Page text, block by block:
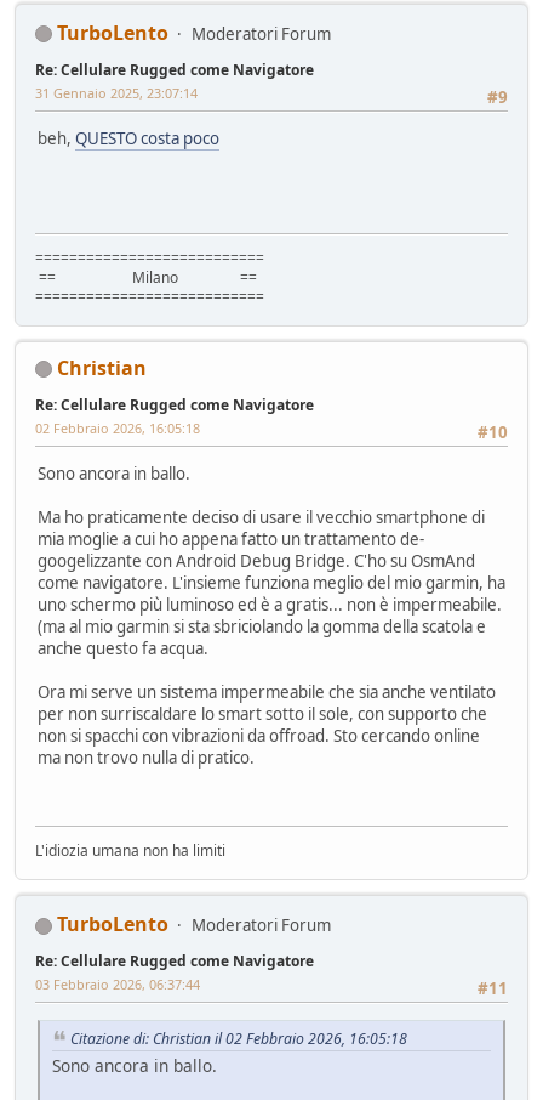
TurboLento Moderatori Forum
Re: Cellulare Rugged come Navigatore
#9
31 Gennaio 2025, 23:07:14
beh, QUESTO costa poco
===========================
== Milano ==
===========================
Christian
Re: Cellulare Rugged come Navigatore
#10
02 Febbraio 2026, 16:05:18
Sono ancora in ballo.
Ma ho praticamente deciso di usare il vecchio smartphone di
mia moglie a cui ho appena fatto un trattamento de-
googelizzante con Android Debug Bridge. C'ho su OsmAnd
come navigatore. L'insieme funziona meglio del mio garmin, ha
uno schermo più luminoso ed è a gratis... non è impermeabile.
(ma al mio garmin si sta sbriciolando la gomma della scatola e
anche questo fa acqua.
Ora mi serve un sistema impermeabile che sia anche ventilato
per non surriscaldare lo smart sotto il sole, con supporto che
non si spacchi con vibrazioni da offroad. Sto cercando online
ma non trovo nulla di pratico.
L'idiozia umana non ha limiti
TurboLento Moderatori Forum
Re: Cellulare Rugged come Navigatore
#11
03 Febbraio 2026, 06:37:44
Citazione di: Christian il 02 Febbraio 2026, 16:05:18
Sono ancora in ballo.